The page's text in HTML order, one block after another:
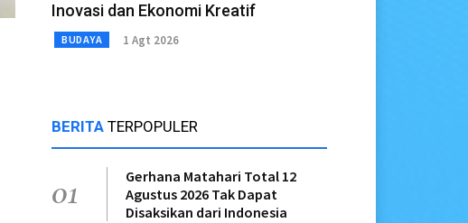
Inovasi dan Ekonomi Kreatif
BUDAYA 1 Agt 2026
BERITA TERPOPULER
01
Gerhana Matahari Total 12
Agustus 2026 Tak Dapat
Disaksikan dari Indonesia